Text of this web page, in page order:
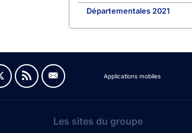
Départementales 2021
Applications mobiles
Les sites du groupe